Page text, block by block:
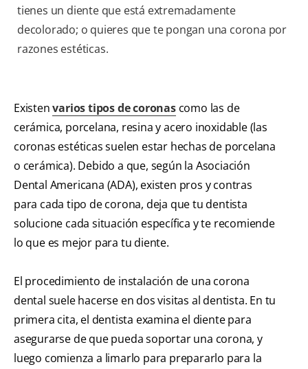
tienes un diente que está extremadamente
decolorado; o quieres que te pongan una corona por
razones estéticas.
Existenvarios tipos de coronascomo las de
cerámica, porcelana, resina y acero inoxidable (las
coronas estéticas suelen estar hechas de porcelana
o cerámica). Debido a que, según la Asociación
Dental Americana (ADA), existen pros y contras
para cada tipo de corona, deja que tu dentista
solucione cada situación específica y te recomiende
lo que es mejor para tu diente.
El procedimiento de instalación de una corona
dental suele hacerse en dos visitas al dentista. En tu
primera cita, el dentista examina el diente para
asegurarse de que pueda soportar una corona, y
luego comienza a limarlo para prepararlo para la